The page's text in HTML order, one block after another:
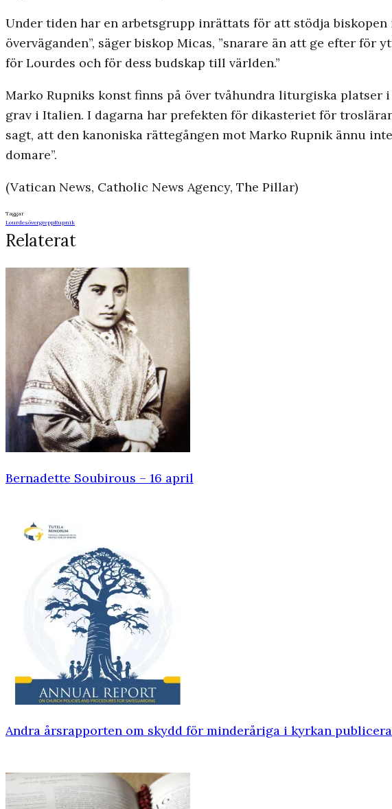
Under tiden har en arbetsgrupp inrättats för att stödja
överväganden”, säger biskop Micas, ”snarare än att ge efter
för Lourdes och för dess budskap till världen.”
Marko Rupniks konst finns på över tvåhundra liturgiska platser
grav i Italien. I dagarna har prefekten för dikasteriet för
sagt, att den kanoniska rättegången mot Marko Rupnik ännu
domare”.
(Vatican News, Catholic News Agency, The Pillar)
Taggar
LourdesövergreppRupnik
Relaterat
Bernadette Soubirous – 16 april
Andra årsrapporten om skydd för minderåriga i kyrkan